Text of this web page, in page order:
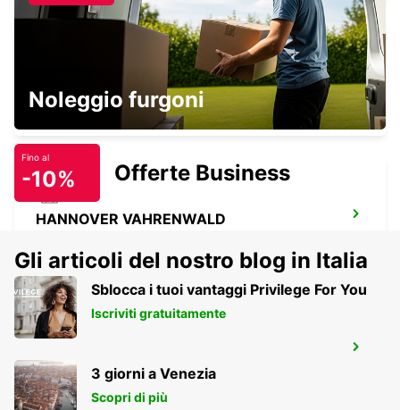
MINDEN - GERMANY
HANNOVER VAHRENWALD
SALZGITTER - GERMANY
Noleggio furgoni
Fino al
-10% Offerte Business
Gli articoli del nostro blog in Italia
Sblocca i tuoi vantaggi Privilege For You
Iscriviti gratuitamente
3 giorni a Venezia
Scopri di più